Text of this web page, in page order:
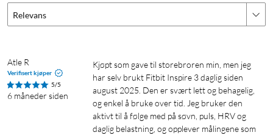
fokusere på din egen velvære.
Med pulsmåling hele døgnet kan du optimere treningen, se
pulssoner, registrere søvnstadier og beregne
kaloriforbrenningen nøyaktig. Med Inspire 3 beregnes dine
pulssoner etter alder og hvilepuls for å avgjøre om du er i
sonene fettforbrenning, kondisjon eller peak.
Relevans
Atle R
Verifisert kjøper
5/5
6 måneder siden
Kjøpt som gave til storebroren min, men jeg
har selv brukt Fitbit Inspire 3 daglig siden
august 2025. Den er svært lett og behagelig,
og enkel å bruke over tid. Jeg bruker den
aktivt til å følge med på søvn, puls, HRV og
daglig belastning, og opplever målingene som